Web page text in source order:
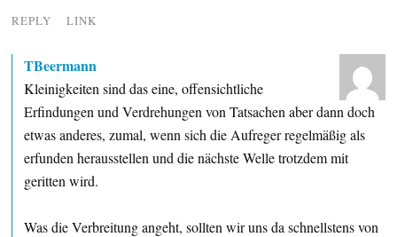
REPLY LINK
TBeermann
Kleinigkeiten sind das eine, offensichtliche
Erfindungen und Verdrehungen von Tatsachen aber dann doch
etwas anderes, zumal, wenn sich die Aufreger regelmäßig als
erfunden herausstellen und die nächste Welle trotzdem mit
geritten wird.
Was die Verbreitung angeht, sollten wir uns da schnellstens von